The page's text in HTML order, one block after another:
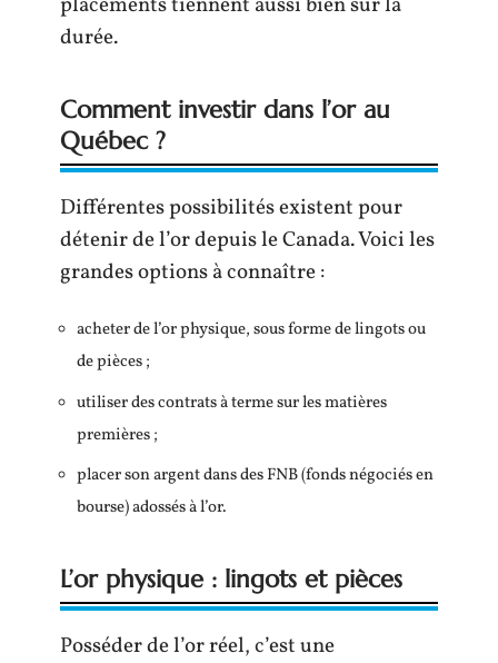
durée.
Comment investir dans l’or au
Québec ?
Différentes possibilités existent pour
détenir de l’or depuis le Canada. Voici les
grandes options à connaître :
acheter de l’or physique, sous forme de lingots ou
de pièces ;
utiliser des contrats à terme sur les matières
premières ;
placer son argent dans des FNB (fonds négociés en
bourse) adossés à l’or.
L’or physique : lingots et pièces
Posséder de l’or réel, c’est une